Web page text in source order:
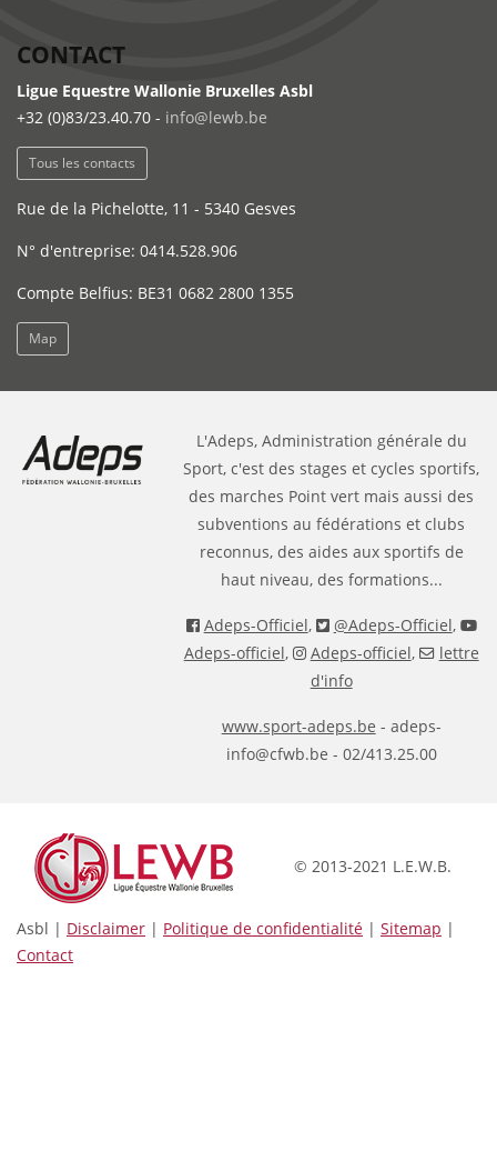
CONTACT
Ligue Equestre Wallonie Bruxelles Asbl
+32 (0)83/23.40.70 - info@lewb.be
Tous les contacts
Rue de la Pichelotte, 11 - 5340 Gesves
N° d'entreprise: 0414.528.906
Compte Belfius: BE31 0682 2800 1355
Map
L'Adeps, Administration générale du
Sport, c'est des stages et cycles sportifs,
des marches Point vert mais aussi des
subventions au fédérations et clubs
reconnus, des aides aux sportifs de
haut niveau, des formations...
Adeps-Officiel, @Adeps-Officiel,
Adeps-officiel, Adeps-officiel,
lettre
d'info
www.sport-adeps.be - adeps-
info@cfwb.be - 02/413.25.00
© 2013-2021 L.E.W.B.
Asbl | Disclaimer | Politique de confidentialité | Sitemap |
Contact